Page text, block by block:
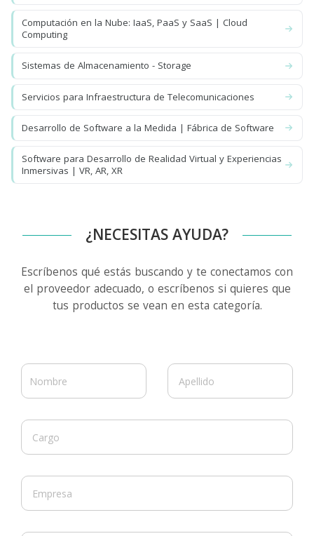
Computación en la Nube: IaaS, PaaS y SaaS | Cloud
Computing
Sistemas de Almacenamiento - Storage
Servicios para Infraestructura de Telecomunicaciones
Desarrollo de Software a la Medida | Fábrica de Software
Software para Desarrollo de Realidad Virtual y Experiencias
Inmersivas | VR, AR, XR
¿NECESITAS AYUDA?
Escríbenos qué estás buscando y te conectamos con
el proveedor adecuado, o escríbenos si quieres que
tus productos se vean en esta categoría.